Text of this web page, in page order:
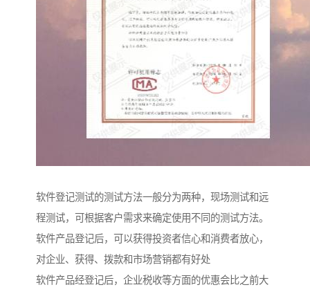
软件登记测试的测试方法一般分为两种，现场测试和远
程测试，可根据客户需求来确定使用不同的测试方法。
软件产品登记后，可以获得投资者信心和消费者放心，
对企业、获得、拨款和市场营销都有好处
软件产品经登记后，企业税收等方面的优惠会比之前大